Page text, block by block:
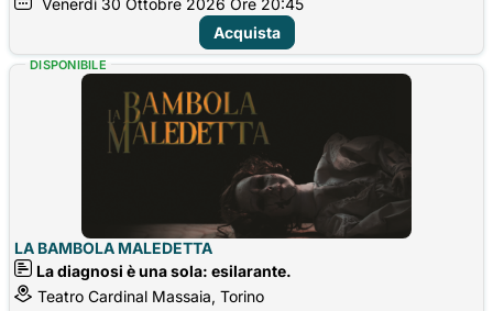
Acquista
LA BAMBOLA MALEDETTA
La diagnosi è una sola: esilarante.
Teatro Cardinal Massaia, Torino
DISPONIBILE